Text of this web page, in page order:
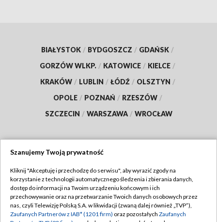
BIAŁYSTOK / BYDGOSZCZ / GDAŃSK /
GORZÓW WLKP. / KATOWICE / KIELCE /
KRAKÓW / LUBLIN / ŁÓDŹ / OLSZTYN /
OPOLE / POZNAŃ / RZESZÓW /
SZCZECIN / WARSZAWA / WROCŁAW
TVP
Abonament TVP
Emisja w TVP
Regulamin TVP
Polityka prywatności
Szanujemy Twoją prywatność
Kliknij "Akceptuję i przechodzę do serwisu", aby wyrazić zgody na
korzystanie z technologii automatycznego śledzenia i zbierania danych,
dostęp do informacji na Twoim urządzeniu końcowym i ich
przechowywanie oraz na przetwarzanie Twoich danych osobowych przez
nas, czyli Telewizję Polską S.A. w likwidacji (zwaną dalej również „TVP”),
Zaufanych Partnerów z IAB* (1201 firm) oraz pozostałych Zaufanych